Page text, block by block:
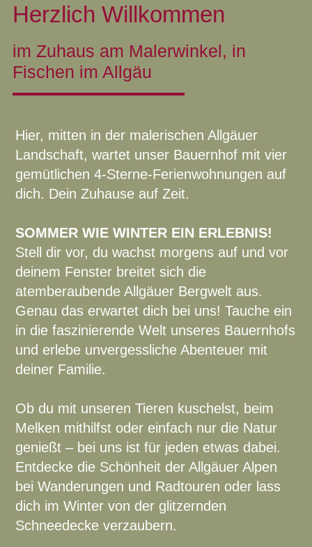
Herzlich Willkommen
im Zuhaus am Malerwinkel, in
Fischen im Allgäu
Hier, mitten in der malerischen Allgäuer
Landschaft, wartet unser Bauernhof mit vier
gemütlichen 4-Sterne-Ferienwohnungen auf
dich. Dein Zuhause auf Zeit.
SOMMER WIE WINTER EIN ERLEBNIS!
Stell dir vor, du wachst morgens auf und vor
deinem Fenster breitet sich die
atemberaubende Allgäuer Bergwelt aus.
Genau das erwartet dich bei uns! Tauche ein
in die faszinierende Welt unseres Bauernhofs
und erlebe unvergessliche Abenteuer mit
deiner Familie.
Ob du mit unseren Tieren kuschelst, beim
Melken mithilfst oder einfach nur die Natur
genießt – bei uns ist für jeden etwas dabei.
Entdecke die Schönheit der Allgäuer Alpen
bei Wanderungen und Radtouren oder lass
dich im Winter von der glitzernden
Schneedecke verzaubern.